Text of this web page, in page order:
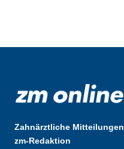
Zahnärztliche Mitteilungen
zm-Redaktion